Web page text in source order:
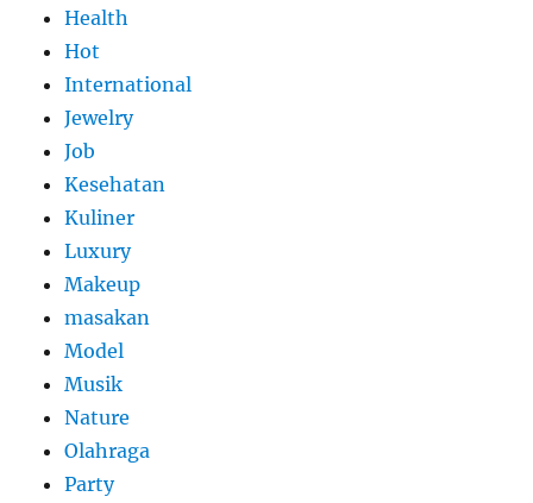
Health
Hot
International
Jewelry
Job
Kesehatan
Kuliner
Luxury
Makeup
masakan
Model
Musik
Nature
Olahraga
Party